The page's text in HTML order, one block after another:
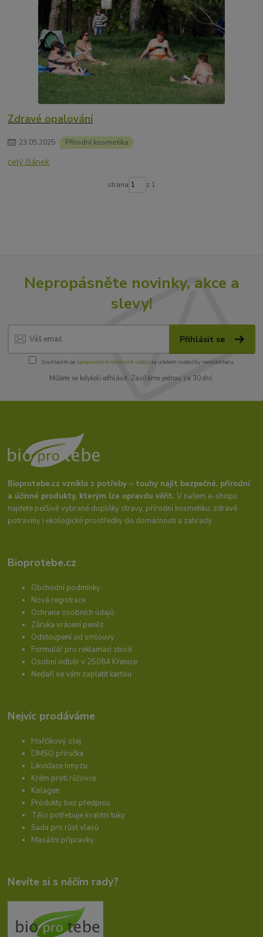
Zdravé opalování
23.05.2025 Přírodní kosmetika
celý článek
strana z 1
Nepropásněte novinky, akce a
slevy!
Přihlásit se
Souhlasím se zpracováním osobních údajůza účelem rozesílky newsletteru.
Můžete se kdykoli odhlásit. Zasíláme jednou za 30 dní.
Bioprotebe.cz vzniklo z potřeby – touhy najít bezpečné, přírodní
a účinné produkty, kterým lze opravdu věřit.V našem e-shopu
najdete pečlivě vybrané doplňky stravy, přírodní kosmetiku, zdravé
potraviny i ekologické prostředky do domácnosti a zahrady.
Bioprotebe.cz
Obchodní podmínky
Nová registrace
Ochrana osobních údajů
Záruka vrácení peněz
Odstoupení od smlouvy
Formulář pro reklamaci zboží
Osobní odběr v 25084 Křenice
Nedaří se vám zaplatit kartou
Nejvíc prodáváme
Hořčíkový olej
DMSO příručka
Likvidace hmyzu
Krém proti růžovce
Kolagen
Produkty bez předpisu
Tělo potřebuje kvalitní tuky
Sada pro růst vlasů
Masážní přípravky
Nevíte si s něčím rady?